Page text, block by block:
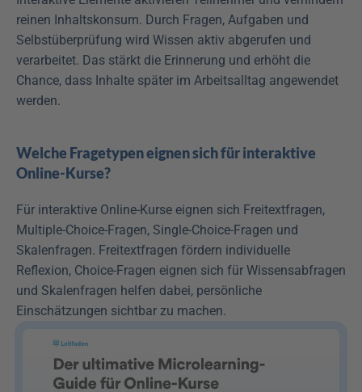
reinen Inhaltskonsum. Durch Fragen, Aufgaben und
Selbstüberprüfung wird Wissen aktiv abgerufen und
verarbeitet. Das stärkt die Erinnerung und erhöht die
Chance, dass Inhalte später im Arbeitsalltag angewendet
werden.
Welche Fragetypen eignen sich für interaktive
Online-Kurse?
Für interaktive Online-Kurse eignen sich Freitextfragen,
Multiple-Choice-Fragen, Single-Choice-Fragen und
Skalenfragen. Freitextfragen fördern individuelle
Reflexion, Choice-Fragen eignen sich für Wissensabfragen
und Skalenfragen helfen dabei, persönliche
Einschätzungen sichtbar zu machen.